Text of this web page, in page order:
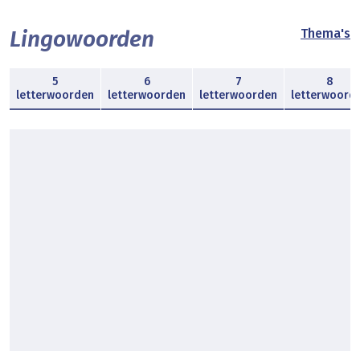
Lingowoorden Thema's
5
letterwoorden
6
letterwoorden
7
letterwoorden
8